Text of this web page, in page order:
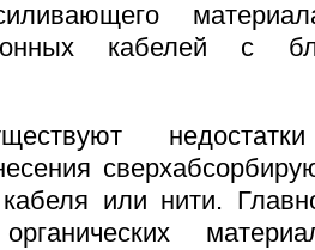
кабелей с
кабеля или нити.